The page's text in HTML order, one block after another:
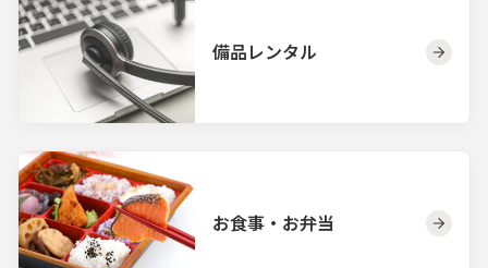
備品レンタル
お食事・お弁当